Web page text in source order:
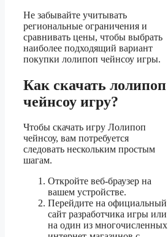
Не забывайте учитывать
региональные ограничения и
сравнивать цены, чтобы выбрать
наиболее подходящий вариант
покупки лолипоп чейнсоу игры.
Как скачать лолипоп
чейнсоу игру?
Чтобы скачать игру Лолипоп
чейнсоу, вам потребуется
следовать нескольким простым
шагам.
Откройте веб-браузер на
вашем устройстве.
Перейдите на официальный
сайт разработчика игры или
на один из многочисленных